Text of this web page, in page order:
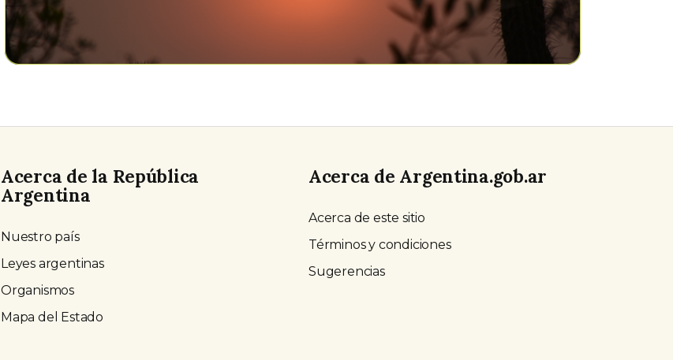
Acerca de la República
Argentina
Nuestro país
Leyes argentinas
Organismos
Mapa del Estado
Acerca de Argentina.gob.ar
Acerca de este sitio
Términos y condiciones
Sugerencias